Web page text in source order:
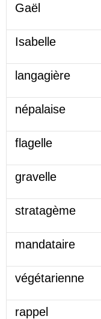
Gaël
Isabelle
langagière
népalaise
flagelle
gravelle
stratagème
mandataire
végétarienne
rappel